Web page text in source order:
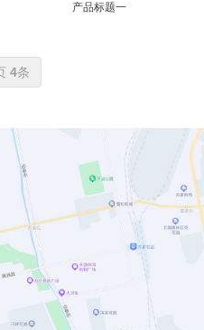
产品标题一
4条